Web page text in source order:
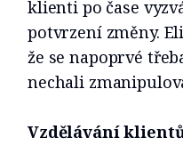
klienti po čase
potvrzení změny.
že se napoprvé
nechali
Vzdělávání